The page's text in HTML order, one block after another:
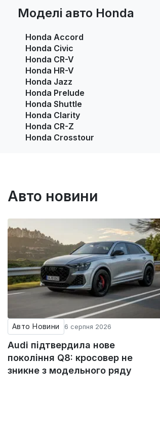
Моделі авто Honda
Honda Accord
Honda Civic
Honda CR-V
Honda HR-V
Honda Jazz
Honda Prelude
Honda Shuttle
Honda Clarity
Honda CR-Z
Honda Crosstour
Авто новини
Авто Новини 6 серпня 2026
Audi підтвердила нове
покоління Q8: кросовер не
зникне з модельного ряду